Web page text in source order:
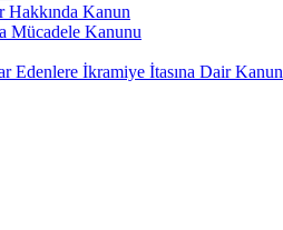
Hakkında Kanun
Mücadele Kanunu
Edenlere İkramiye İtasına Dair Kanun